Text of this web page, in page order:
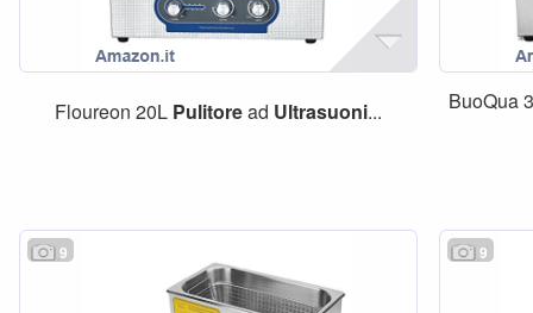
Floureon 20L Pulitoread Ultrasuoni... BuoQua
9 9